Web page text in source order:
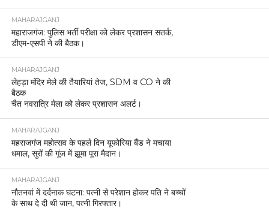
MAHARAJGANJ
महाराजगंज: पुलिस भर्ती परीक्षा को लेकर प्रशासन सतर्क,
डीएम-एसपी ने की बैठक।
MAHARAJGANJ
लेहड़ा मंदिर मेले की तैयारियां तेज, SDM व CO ने की
बैठक
चैत नवरात्रि मेला को लेकर प्रशासन अलर्ट।
MAHARAJGANJ
महराजगंज महोत्सव के पहले दिन यूफोरिया बैंड ने मचाया
धमाल, सुरों की गूंज में झूमा पूरा मैदान।
MAHARAJGANJ
नौतनवां में दर्दनाक घटना: पत्नी से परेशान होकर पति ने बच्चों
के साथ दे दी थी जान, पत्नी गिरफ्तार।